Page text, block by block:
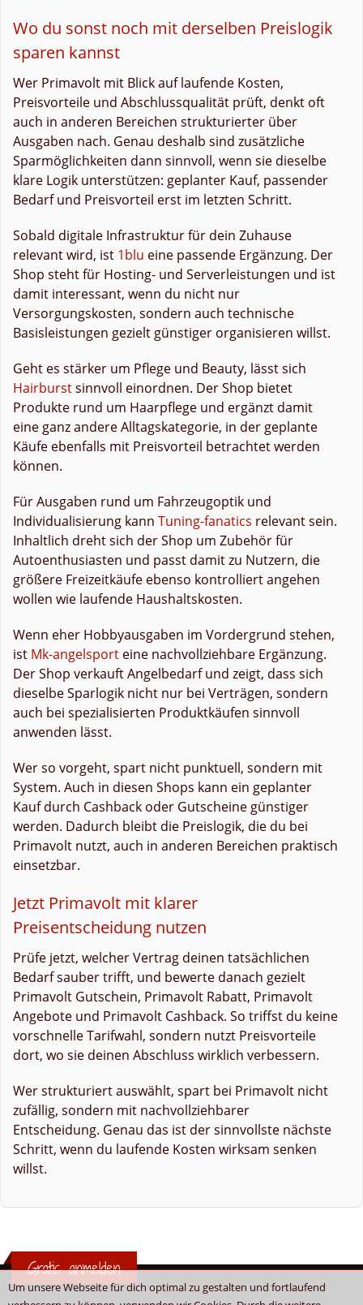
Um unsere Webseite für dich optimal zu gestalten und fortlaufend
Wo du sonst noch mit derselben Preislogik
sparen kannst
Wer Primavolt mit Blick auf laufende Kosten,
Preisvorteile und Abschlussqualität prüft, denkt oft
auch in anderen Bereichen strukturierter über
Ausgaben nach. Genau deshalb sind zusätzliche
Sparmöglichkeiten dann sinnvoll, wenn sie dieselbe
klare Logik unterstützen: geplanter Kauf, passender
Bedarf und Preisvorteil erst im letzten Schritt.
Sobald digitale Infrastruktur für dein Zuhause
relevant wird, ist 1blu eine passende Ergänzung. Der
Shop steht für Hosting- und Serverleistungen und ist
damit interessant, wenn du nicht nur
Versorgungskosten, sondern auch technische
Basisleistungen gezielt günstiger organisieren willst.
Geht es stärker um Pflege und Beauty, lässt sich
Hairburstsinnvoll einordnen. Der Shop bietet
Produkte rund um Haarpflege und ergänzt damit
eine ganz andere Alltagskategorie, in der geplante
Käufe ebenfalls mit Preisvorteil betrachtet werden
können.
Für Ausgaben rund um Fahrzeugoptik und
Individualisierung kann Tuning-fanatics relevant sein.
Inhaltlich dreht sich der Shop um Zubehör für
Autoenthusiasten und passt damit zu Nutzern, die
größere Freizeitkäufe ebenso kontrolliert angehen
wollen wie laufende Haushaltskosten.
Wenn eher Hobbyausgaben im Vordergrund stehen,
ist Mk-angelsport eine nachvollziehbare Ergänzung.
Der Shop verkauft Angelbedarf und zeigt, dass sich
dieselbe Sparlogik nicht nur bei Verträgen, sondern
auch bei spezialisierten Produktkäufen sinnvoll
anwenden lässt.
Wer so vorgeht, spart nicht punktuell, sondern mit
System. Auch in diesen Shops kann ein geplanter
Kauf durch Cashback oder Gutscheine günstiger
werden. Dadurch bleibt die Preislogik, die du bei
Primavolt nutzt, auch in anderen Bereichen praktisch
einsetzbar.
Jetzt Primavolt mit klarer
Preisentscheidung nutzen
Prüfe jetzt, welcher Vertrag deinen tatsächlichen
Bedarf sauber trifft, und bewerte danach gezielt
Primavolt Gutschein, Primavolt Rabatt, Primavolt
Angebote und Primavolt Cashback. So triffst du keine
vorschnelle Tarifwahl, sondern nutzt Preisvorteile
dort, wo sie deinen Abschluss wirklich verbessern.
Wer strukturiert auswählt, spart bei Primavolt nicht
zufällig, sondern mit nachvollziehbarer
Entscheidung. Genau das ist der sinnvollste nächste
Schritt, wenn du laufende Kosten wirksam senken
willst.
Gratis anmelden